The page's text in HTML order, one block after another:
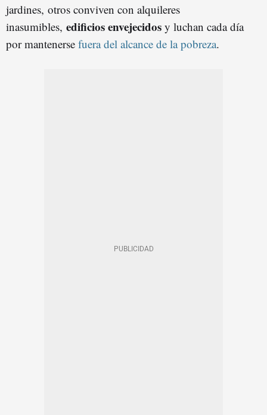
jardines, otros conviven con alquileres
inasumibles, edificios envejecidos y luchan cada día
por mantenerse fuera del alcance de la pobreza.